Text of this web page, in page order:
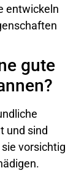
entwickeln
gute
und sind
vorsichtig